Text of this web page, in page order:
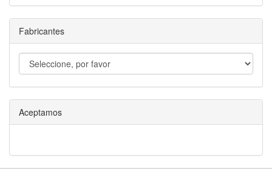
Fabricantes
Aceptamos